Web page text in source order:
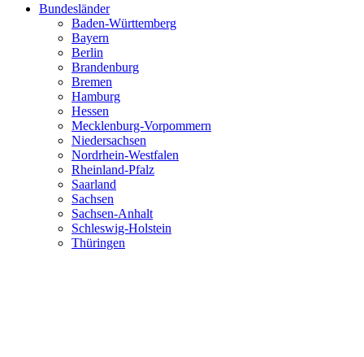
Bundesländer
Baden-Württemberg
Bayern
Berlin
Brandenburg
Bremen
Hamburg
Hessen
Mecklenburg-Vorpommern
Niedersachsen
Nordrhein-Westfalen
Rheinland-Pfalz
Saarland
Sachsen
Sachsen-Anhalt
Schleswig-Holstein
Thüringen